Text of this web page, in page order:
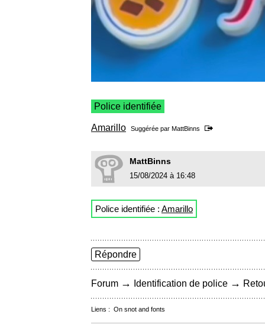
Police identifiée
Amarillo Suggérée par MattBinns
MattBinns
15/08/2024 à 16:48
Police identifiée : Amarillo
Répondre
Forum → Identification de police →
Liens : On snot and fonts